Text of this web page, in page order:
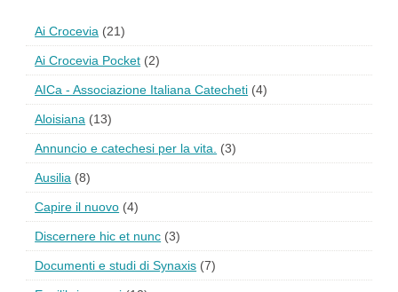
Ai Crocevia (21)
Ai Crocevia Pocket (2)
AICa - Associazione Italiana Catecheti (4)
Aloisiana (13)
Annuncio e catechesi per la vita. (3)
Ausilia (8)
Capire il nuovo (4)
Discernere hic et nunc (3)
Documenti e studi di Synaxis (7)